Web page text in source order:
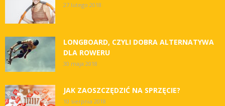
27 lutego 2018
LONGBOARD, CZYLI DOBRA ALTERNATYWA
DLA ROWERU
30 maja 2018
JAK ZAOSZCZĘDZIĆ NA SPRZĘCIE?
10 sierpnia 2018